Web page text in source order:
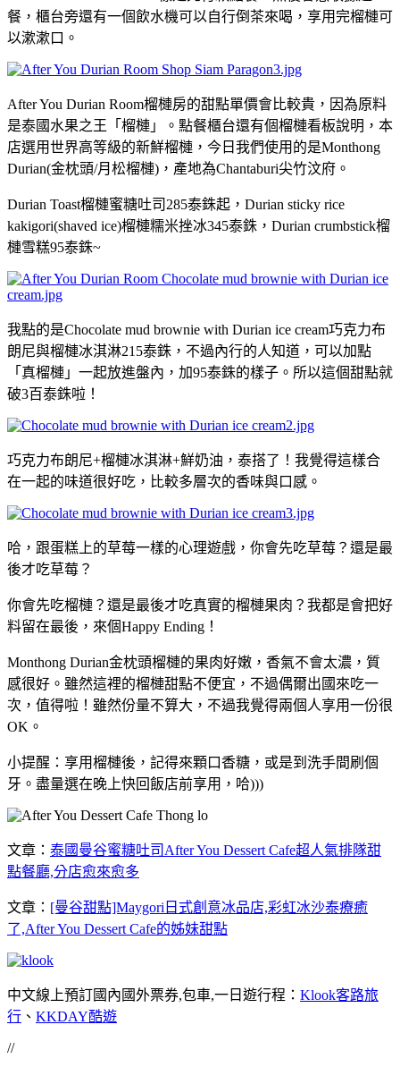
餐，櫃台旁還有一個飲水機可以自行倒茶來喝，享用完榴槤可
以漱漱口。
After You Durian Room榴槤房的甜點單價會比較貴，因為原料
是泰國水果之王「榴槤」。點餐櫃台還有個榴槤看板說明，本
店選用世界高等級的新鮮榴槤，今日我們使用的是Monthong
Durian(金枕頭/月松榴槤)，產地為Chantaburi尖竹汶府。
Durian Toast榴槤蜜糖吐司285泰銖起，Durian sticky rice
kakigori(shaved ice)榴槤糯米挫冰345泰銖，Durian crumbstick榴
槤雪糕95泰銖~
我點的是Chocolate mud brownie with Durian ice cream巧克力布
朗尼與榴槤冰淇淋215泰銖，不過內行的人知道，可以加點
「真榴槤」一起放進盤內，加95泰銖的樣子。所以這個甜點就
破3百泰銖啦！
巧克力布朗尼+榴槤冰淇淋+鮮奶油，泰搭了！我覺得這樣合
在一起的味道很好吃，比較多層次的香味與口感。
哈，跟蛋糕上的草莓一樣的心理遊戲，你會先吃草莓？還是最
後才吃草莓？
你會先吃榴槤？還是最後才吃真實的榴槤果肉？我都是會把好
料留在最後，來個Happy Ending！
Monthong Durian金枕頭榴槤的果肉好嫩，香氣不會太濃，質
感很好。雖然這裡的榴槤甜點不便宜，不過偶爾出國來吃一
次，值得啦！雖然份量不算大，不過我覺得兩個人享用一份很
OK。
小提醒：享用榴槤後，記得來顆口香糖，或是到洗手間刷個
牙。盡量選在晚上快回飯店前享用，哈)))
文章： 泰國曼谷蜜糖吐司After You Dessert Cafe超人氣排隊甜
點餐廳,分店愈來愈多
文章： [曼谷甜點]Maygori日式創意冰品店,彩虹冰沙泰療癒
了,After You Dessert Cafe的姊妹甜點
中文線上預訂國內國外票券,包車,一日遊行程： Klook客路旅
行 、 KKDAY酷遊
//